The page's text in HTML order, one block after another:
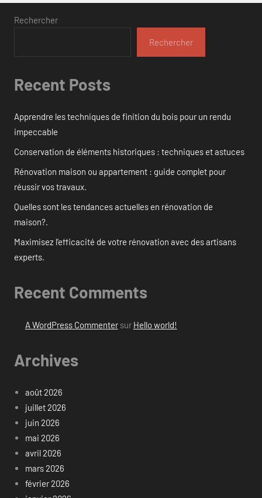
Rechercher
Rechercher
Recent Posts
Apprendre les techniques de finition du bois pour un rendu
impeccable
Conservation de éléments historiques : techniques et astuces
Rénovation maison ou appartement : guide complet pour
réussir vos travaux.
Quelles sont les tendances actuelles en rénovation de
maison?.
Maximisez l’efficacité de votre rénovation avec des artisans
experts.
Recent Comments
A WordPress Commentersur Hello world!
Archives
août 2026
juillet 2026
juin 2026
mai 2026
avril 2026
mars 2026
février 2026